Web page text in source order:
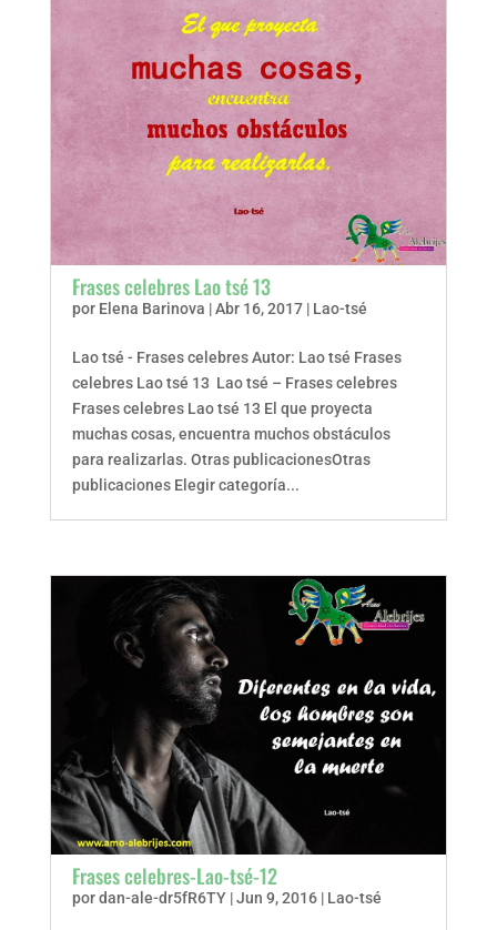
Frases celebres Lao tsé 13
por Elena Barinova |Abr 16, 2017| Lao-tsé
Lao tsé - Frases celebres Autor: Lao tsé Frases
celebres Lao tsé 13 Lao tsé – Frases celebres
Frases celebres Lao tsé 13 El que proyecta
muchas cosas, encuentra muchos obstáculos
para realizarlas. Otras publicacionesOtras
publicaciones Elegir categoría...
Frases celebres-Lao-tsé-12
pordan-ale-dr5fR6TY|Jun 9, 2016| Lao-tsé